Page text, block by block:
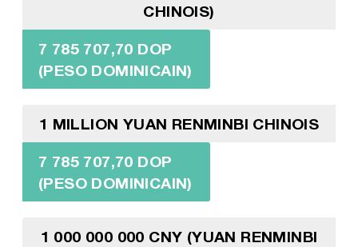
CHINOIS)
7 785 707,70 DOP
(PESO DOMINICAIN)
1 MILLION YUAN RENMINBI CHINOIS
7 785 707,70 DOP
(PESO DOMINICAIN)
1 000 000 000 CNY (YUAN RENMINBI